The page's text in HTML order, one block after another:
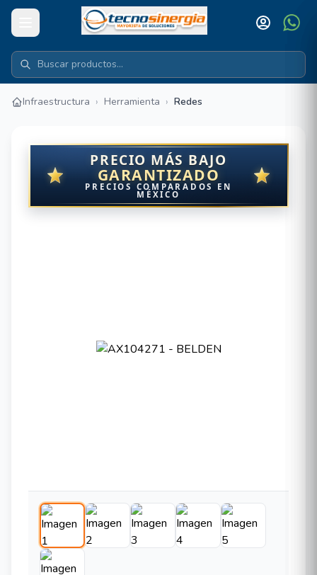
Infraestructura › Herramienta › Redes
PRECIO MÁS BAJO
GARANTIZADO
PRECIOS COMPARADOS EN
MÉXICO